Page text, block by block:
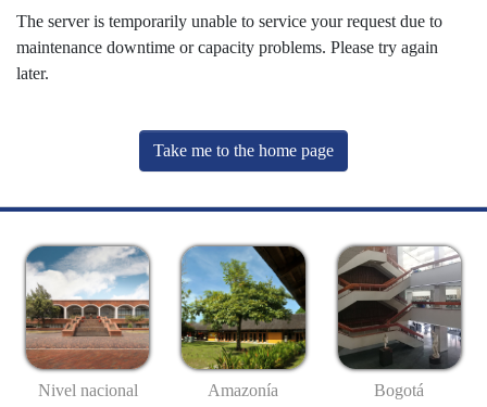
The server is temporarily unable to service your request due to
maintenance downtime or capacity problems. Please try again
later.
Take me to the home page
Nivel nacional Amazonía Bogotá